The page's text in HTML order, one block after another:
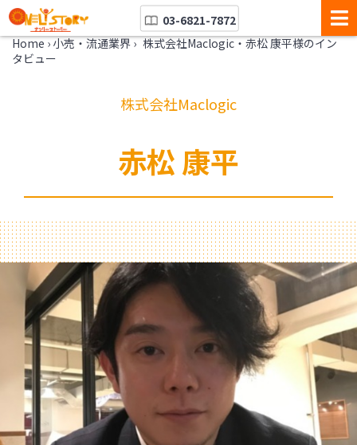
03-6821-7872
Home › 小売・流通業界 › 株式会社Maclogic・赤松 康平様のイン
タビュー
株式会社Maclogic
赤松 康平